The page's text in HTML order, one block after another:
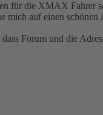
für die XMAX Fahrer
mich auf einen schönen
Forum und die